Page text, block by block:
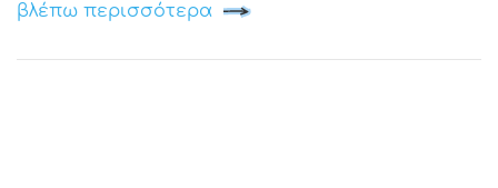
βλέπω περισσότερα